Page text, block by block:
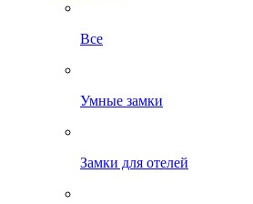
Все
Умные замки
Замки для отелей